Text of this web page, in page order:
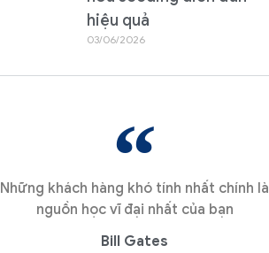
hiệu quả
03/06/2026
Những khách hàng khó tính nhất chính là
nguồn học vĩ đại nhất của bạn
Bill Gates